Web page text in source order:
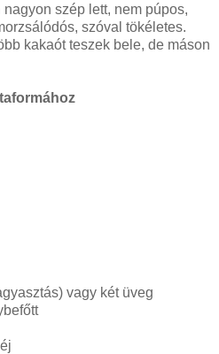
szép lett, nem púpos,
szóval tökéletes.
kakaót teszek bele, de máson
vagy két üveg